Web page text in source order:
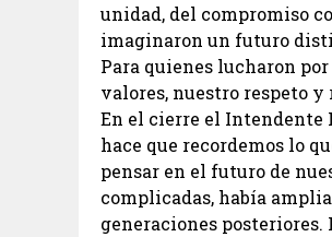
unidad, del compromiso
imaginaron un futuro
Para quienes lucharon
valores, nuestro respeto
En el cierre el Intendente
hace que recordemos lo
pensar en el futuro de
complicadas, había
generaciones posteriores.